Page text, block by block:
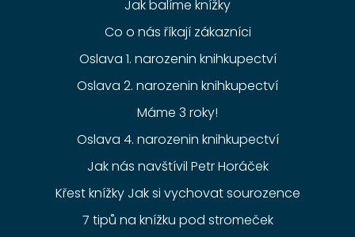
Jak balíme knížky
Co o nás říkají zákazníci
Oslava 1. narozenin knihkupectví
Oslava 2. narozenin knihkupectví
Máme 3 roky!
Oslava 4. narozenin knihkupectví
Jak nás navštívil Petr Horáček
Křest knížky Jak si vychovat sourozence
7 tipů na knížku pod stromeček